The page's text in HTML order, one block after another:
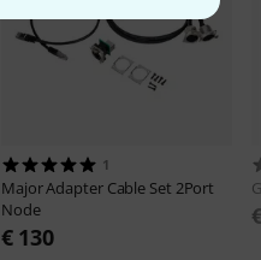
1
MajorAdapter Cable Set 2Port
Node
€ 130